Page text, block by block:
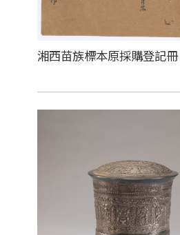
湘西苗族標本原採購登記